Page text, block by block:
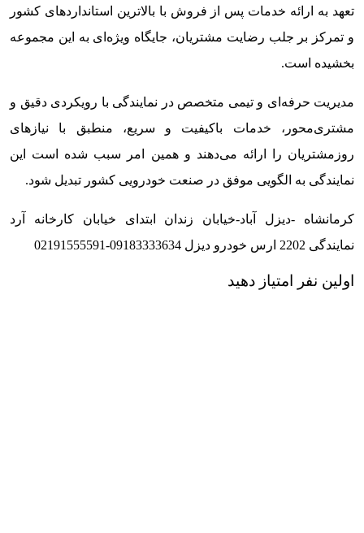
تعهد به ارائه خدمات پس از فروش با بالاترین استانداردهای کشور
و تمرکز بر جلب رضایت مشتریان، جایگاه ویژه‌ای به این مجموعه
بخشیده است.
مدیریت حرفه‌ای و تیمی متخصص در نمایندگی با رویکردی دقیق و
مشتری‌محور، خدمات باکیفیت و سریع، منطبق با نیازهای
روزمشتریان را ارائه می‌دهند و همین امر سبب شده است این
نمایندگی به الگویی موفق در صنعت خودرویی کشور تبدیل شود.
کرمانشاه -دیزل آباد-خیابان زندان ابتدای خیابان کارخانه آرد
نمایندگی 2202 ارس خودرو دیزل
02191555591-09183333634
اولین نفر امتیاز دهید